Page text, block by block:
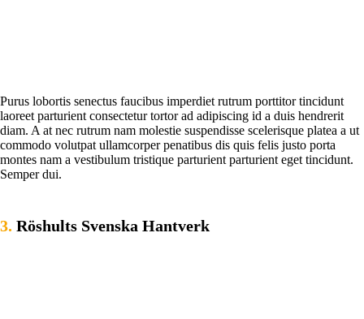
Purus lobortis senectus faucibus imperdiet rutrum porttitor tincidunt
laoreet parturient consectetur tortor ad adipiscing id a duis hendrerit
diam. A at nec rutrum nam molestie suspendisse scelerisque platea a ut
commodo volutpat ullamcorper penatibus dis quis felis justo porta
montes nam a vestibulum tristique parturient parturient eget tincidunt.
Semper dui.
3. Röshults Svenska Hantverk